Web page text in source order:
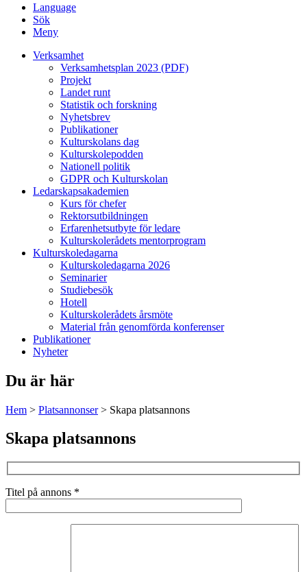
Language
Sök
Meny
Verksamhet
Verksamhetsplan 2023 (PDF)
Projekt
Landet runt
Statistik och forskning
Nyhetsbrev
Publikationer
Kulturskolans dag
Kulturskolepodden
Nationell politik
GDPR och Kulturskolan
Ledarskapsakademien
Kurs för chefer
Rektorsutbildningen
Erfarenhetsutbyte för ledare
Kulturskolerådets mentorprogram
Kulturskoledagarna
Kulturskoledagarna 2026
Seminarier
Studiebesök
Hotell
Kulturskolerådets årsmöte
Material från genomförda konferenser
Publikationer
Nyheter
Du är här
Hem > Platsannonser> Skapa platsannons
Skapa platsannons
Titel på annons *